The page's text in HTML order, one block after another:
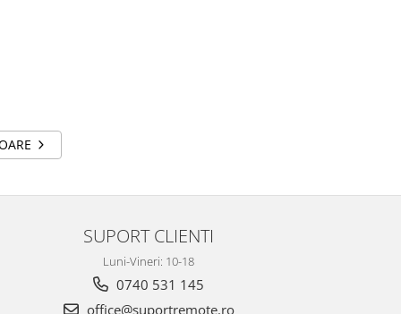
SUPORT CLIENTI
Luni-Vineri: 10-18
0740 531 145
office@suportremote.ro